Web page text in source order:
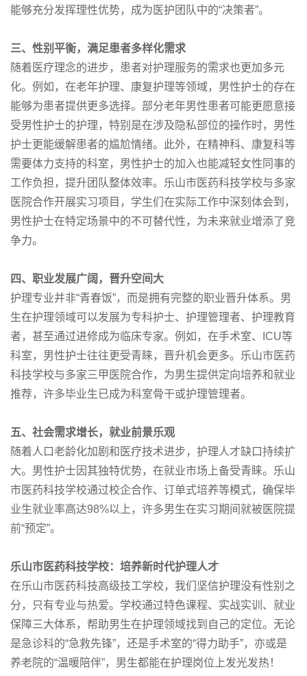
能够充分发挥理性优势，成为医护团队中的“决策者”。
三、性别平衡，满足患者多样化需求
随着医疗理念的进步，患者对护理服务的需求也更加多元
化。例如，在老年护理、康复护理等领域，男性护士的存在
能够为患者提供更多选择。部分老年男性患者可能更愿意接
受男性护士的护理，特别是在涉及隐私部位的操作时，男性
护士更能缓解患者的尴尬情绪。此外，在精神科、康复科等
需要体力支持的科室，男性护士的加入也能减轻女性同事的
工作负担，提升团队整体效率。乐山市医药科技学校与多家
医院合作开展实习项目，学生们在实际工作中深刻体会到，
男性护士在特定场景中的不可替代性，为未来就业增添了竞
争力。
四、职业发展广阔，晋升空间大
护理专业并非“青春饭”，而是拥有完整的职业晋升体系。男
生在护理领域可以发展为专科护士、护理管理者、护理教育
者，甚至通过进修成为临床专家。例如，在手术室、ICU等
科室，男性护士往往更受青睐，晋升机会更多。乐山市医药
科技学校与多家三甲医院合作，为男生提供定向培养和就业
推荐，许多毕业生已成为科室骨干或护理管理者。
五、社会需求增长，就业前景乐观
随着人口老龄化加剧和医疗技术进步，护理人才缺口持续扩
大。男性护士因其独特优势，在就业市场上备受青睐。乐山
市医药科技学校通过校企合作、订单式培养等模式，确保毕
业生就业率高达98%以上，许多男生在实习期间就被医院提
前“预定”。
乐山市医药科技学校：培养新时代护理人才
在乐山市医药科技高级技工学校，我们坚信护理没有性别之
分，只有专业与热爱。学校通过特色课程、实战实训、就业
保障三大体系，帮助男生在护理领域找到自己的定位。无论
是急诊科的“急救先锋”，还是手术室的“得力助手”，亦或是
养老院的“温暖陪伴”，男生都能在护理岗位上发光发热！